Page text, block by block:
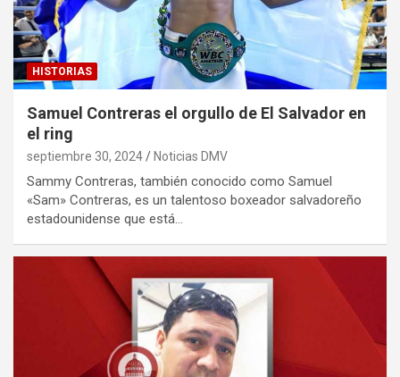
HISTORIAS
Samuel Contreras el orgullo de El Salvador en
el ring
septiembre 30, 2024 Noticias DMV
Sammy Contreras, también conocido como Samuel
«Sam» Contreras, es un talentoso boxeador salvadoreño
estadounidense que está…